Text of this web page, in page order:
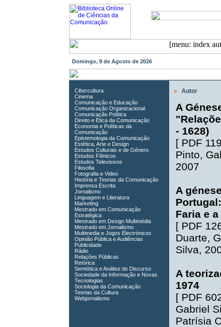
Domingo, 9 de Agosto de 2026
Cibercultura
Cinema
Comunicação e Educação
Comunicação Organizacional
Comunicação Política
Direito e Ética da Comunicação
Economia e Políticas da
Comunicação
Epistemologia da Comunicação
Estética, Arte e Design
Estudos Culturais e de Género
Estudos Fílmicos
Estudos Televisivos
Filosofia
Fotografia e Video
História e Teorias da Comunicação
Imprensa Escrita
Jornalismo
Linguagem e Literatura
Marketing
Mestrado em Comunicação
Estratégica
Mestrado em Design Multimédia
Mestrado em Jornalismo
Multimedia e Jogos Electrónicos
Opinião Pública e Audiências
Publicidade
Rádio
Relações Públicas
Retórica
Semiótica e Análise do Discurso
Sociedade da Informação e Novas
Tecnologias
Sociologia da Comunicação
Teorias da Cultura
Webjornalismo
» Autor
A
- 1628)
[ PDF
Pinto,
2007
A
Faria e
[ PDF
Duarte,
Silva,
A
1974
[ PDF
Gabriel
Patrísia